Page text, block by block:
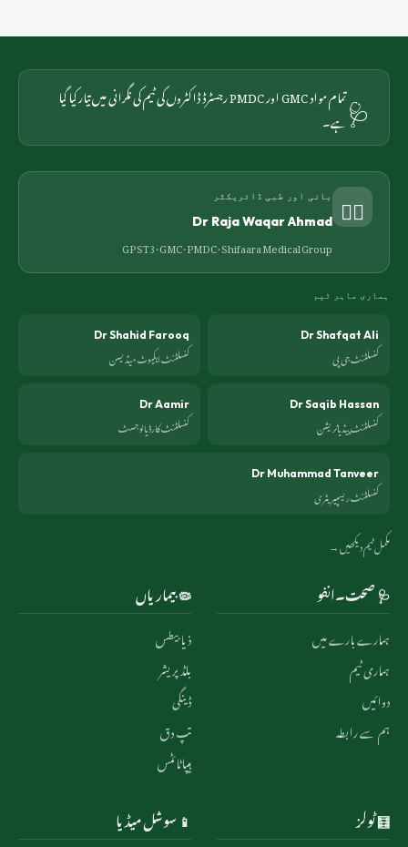
🩺
تمام مواد GMC اور PMDC رجسٹرڈ ڈاکٹروں کی ٹیم کی نگرانی میں تیار کیا گیا
ہے۔
👨‍⚕️ بانی اور طبی ڈائریکٹر
Dr Raja Waqar Ahmad
GP ST3 · GMC · PMDC ·Shifaara Medical Group
ہماری ماہر ٹیم
Dr Shafqat Ali
کنسلٹنٹ جی پی
Dr Shahid Farooq
کنسلٹنٹ ایکیوٹ میڈیسن
Dr Saqib Hassan
کنسلٹنٹ پیڈیاٹریشن
Dr Aamir
کنسلٹنٹ کارڈیالوجسٹ
Dr Muhammad Tanveer
کنسلٹنٹ ریسپیریٹری
مکمل ٹیم دیکھیں →
🩺 صحت۔انفو
ہمارے بارے میں
ہماری ٹیم
دوائیں
ہم سے رابطہ
🦠 بیماریاں
ذیابیطس
بلڈ پریشر
ڈینگی
تپ دق
ہیپاٹائٹس
🧮 ٹولز 📱 سوشل میڈیا